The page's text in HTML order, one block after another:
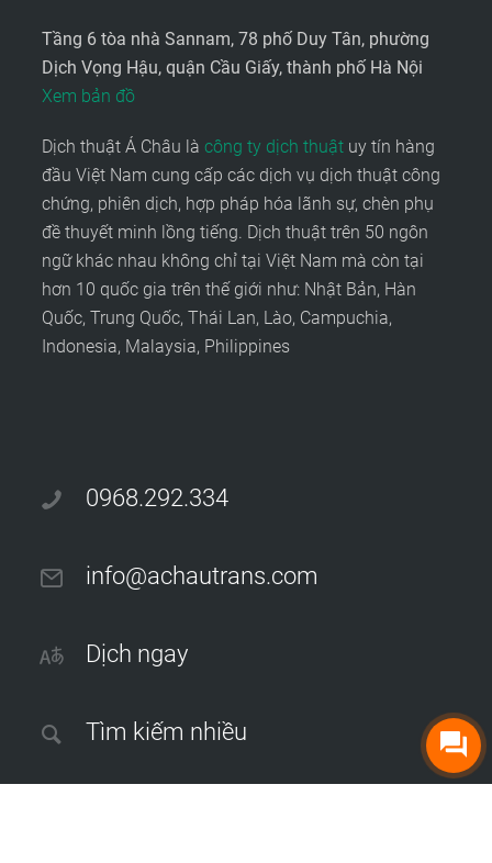
Tầng 6 tòa nhà Sannam, 78 phố Duy Tân, phường
Dịch Vọng Hậu, quận Cầu Giấy, thành phố Hà Nội
Xem bản đồ
Dịch thuật Á Châu là công ty dịch thuậtuy tín hàng
đầu Việt Nam cung cấp các dịch vụ dịch thuật công
chứng, phiên dịch, hợp pháp hóa lãnh sự, chèn phụ
đề thuyết minh lồng tiếng. Dịch thuật trên 50 ngôn
ngữ khác nhau không chỉ tại Việt Nam mà còn tại
hơn 10 quốc gia trên thế giới như: Nhật Bản, Hàn
Quốc, Trung Quốc, Thái Lan, Lào, Campuchia,
Indonesia, Malaysia, Philippines
0968.292.334
info@achautrans.com
Dịch ngay
Tìm kiếm nhiều